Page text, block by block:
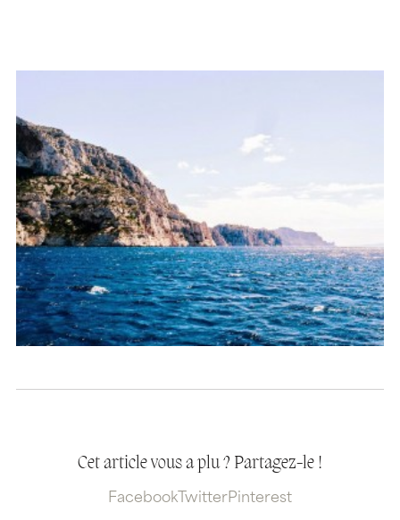
Cet article vous a plu ? Partagez-le !
Facebook TwitterPinterest